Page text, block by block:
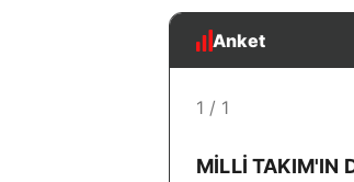
Anket
1 / 1
MILLI TAKIM'IN